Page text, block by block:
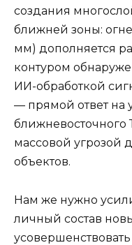
создания
ближней зоны:
мм) дополняется
контуром
ИИ-обработкой
— прямой ответ на
массовой угрозой
объектов.
Нам же нужно
личный состав